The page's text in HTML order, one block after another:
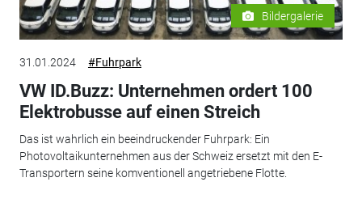
Bildergalerie
31.01.2024 #Fuhrpark
VW ID.Buzz: Unternehmen ordert 100
Elektrobusse auf einen Streich
Das ist wahrlich ein beeindruckender Fuhrpark: Ein
Photovoltaikunternehmen aus der Schweiz ersetzt mit den E-
Transportern seine komventionell angetriebene Flotte.